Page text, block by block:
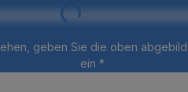
Loading...
geben Sie die oben
ein *